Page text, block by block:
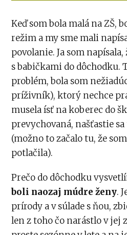
Keď som bola malá na ZŠ,
režim a my sme mali
povolanie. Ja som
s babičkami do dôchodku.
problém, bola som
príživník), ktorý nechce
musela ísť na koberec do
prevychovaná, našťastie
(možno to začalo tu, že
potlačila).
Prečo do dôchodku
boli naozaj múdre ženy.
prírody a v súlade s ňou,
len z toho čo narástlo v jej